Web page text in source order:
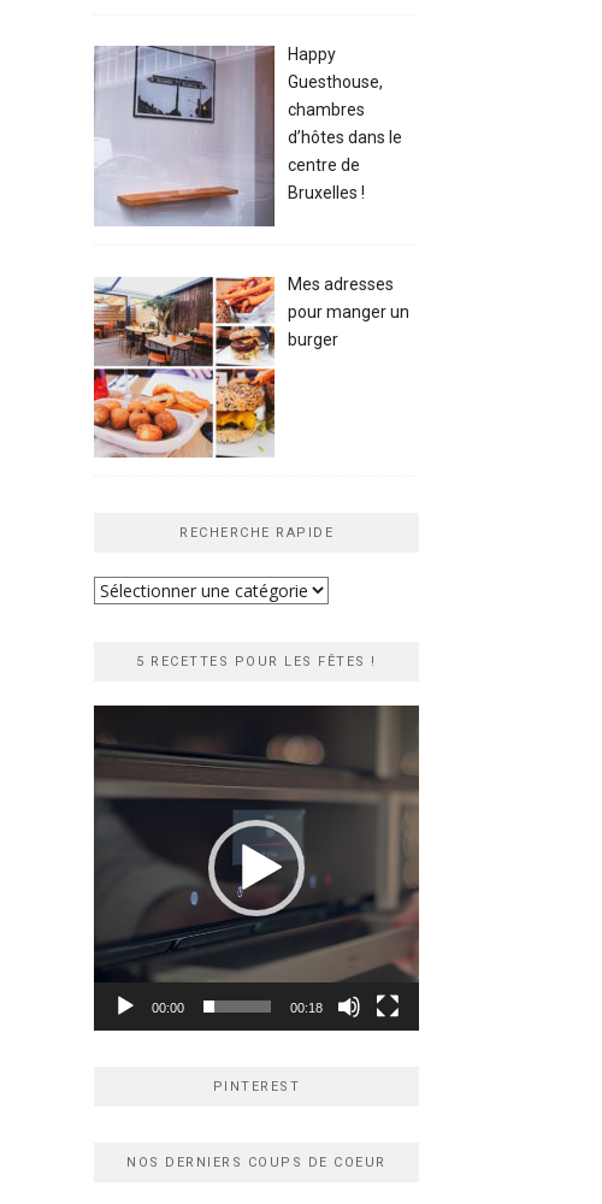
Happy
Guesthouse,
chambres
d’hôtes dans le
centre de
Bruxelles !
Mes adresses
pour manger un
burger
RECHERCHE RAPIDE
Recherche
5 RECETTES POUR LES FÊTES !
vidéo
00:00 00:18
PINTEREST
NOS DERNIERS COUPS DE COEUR